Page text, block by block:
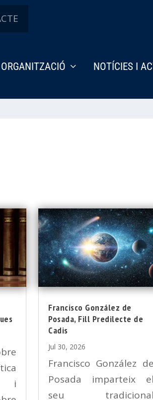
ORGANITZACIÓ NOTÍCIES I
i
Francisco González de
Posada, Fill Predilecte de
Cadis
Jul 30, 2026
Francisco González
Posada imparteix
seu